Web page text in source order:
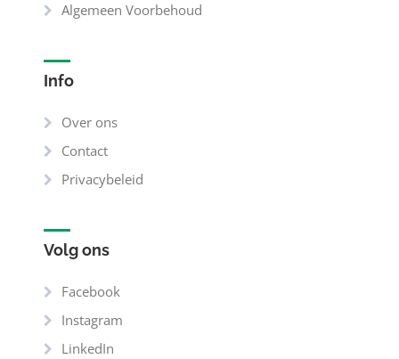
Algemeen Voorbehoud
Info
Over ons
Contact
Privacybeleid
Volg ons
Facebook
Instagram
LinkedIn